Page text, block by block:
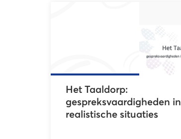
Het Taaldorp:
gespreksvaardigheden in
realistische situaties